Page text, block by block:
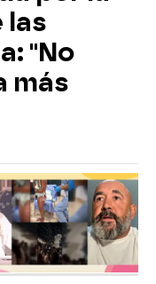
las
"No
más